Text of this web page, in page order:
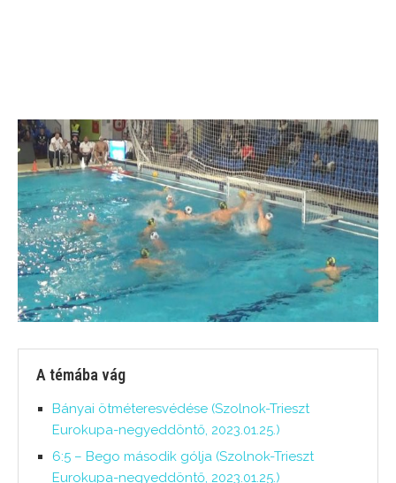
A témába vág
Bányai ötméteresvédése (Szolnok-Trieszt
Eurokupa-negyeddöntő, 2023.01.25.)
6:5 – Bego második gólja (Szolnok-Trieszt
Eurokupa-negyeddöntő, 2023.01.25.)